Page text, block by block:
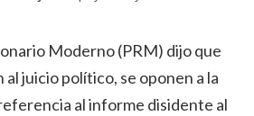
Moderno (PRM) dijo que
al juicio político, se oponen a la
al informe disidente al